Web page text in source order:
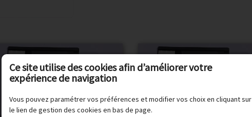
Ce site utilise des cookies afin d’améliorer votre
expérience de navigation
Vous pouvez paramétrer vos préférences et modifier vos choix en cliquant sur
le lien de gestion des cookies en bas de page.